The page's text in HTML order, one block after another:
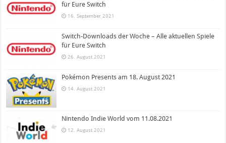
für Eure Switch
16. September 2021
Switch-Downloads der Woche – Alle aktuellen Spiele
für Eure Switch
26. August 2021
Pokémon Presents am 18. August 2021
14. August 2021
Nintendo Indie World vom 11.08.2021
12. August 2021